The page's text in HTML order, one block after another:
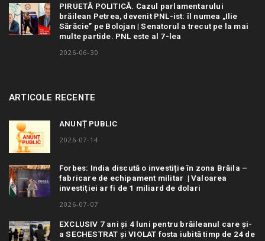
PIRUETĂ POLITICĂ. Cazul parlamentarului
brăilean Petrea, devenit PNL-ist: îl numea „Ilie
Sărăcie” pe Bolojan | Senatorul a trecut pe la mai
multe partide. PNL este al 7-lea
2026-06-30
ARTICOLE RECENTE
ANUNȚ PUBLIC
2026-07-14
Forbes: India discută o investiție în zona Brăila –
fabricare de echipament militar | Valoarea
investiției ar fi de 1 miliard de dolari
2026-07-07
EXCLUSIV 7 ani și 4 luni pentru brăileanul care și-
a SECHESTRAT și VIOLAT fosta iubită timp de 24 de